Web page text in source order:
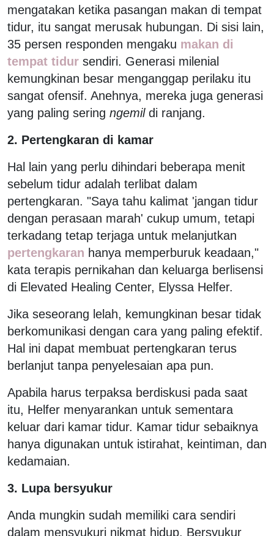
mengatakan ketika pasangan makan di tempat
tidur, itu sangat merusak hubungan. Di sisi lain,
35 persen responden mengaku makan di
tempat tidur sendiri. Generasi milenial
kemungkinan besar menganggap perilaku itu
sangat ofensif. Anehnya, mereka juga generasi
yang paling sering ngemildi ranjang.
2. Pertengkaran di kamar
Hal lain yang perlu dihindari beberapa menit
sebelum tidur adalah terlibat dalam
pertengkaran. "Saya tahu kalimat 'jangan tidur
dengan perasaan marah' cukup umum, tetapi
terkadang tetap terjaga untuk melanjutkan
pertengkaran hanya memperburuk keadaan,"
kata terapis pernikahan dan keluarga berlisensi
di Elevated Healing Center, Elyssa Helfer.
Jika seseorang lelah, kemungkinan besar tidak
berkomunikasi dengan cara yang paling efektif.
Hal ini dapat membuat pertengkaran terus
berlanjut tanpa penyelesaian apa pun.
Apabila harus terpaksa berdiskusi pada saat
itu, Helfer menyarankan untuk sementara
keluar dari kamar tidur. Kamar tidur sebaiknya
hanya digunakan untuk istirahat, keintiman, dan
kedamaian.
3. Lupa bersyukur
Anda mungkin sudah memiliki cara sendiri
dalam mensyukuri nikmat hidup. Bersyukur